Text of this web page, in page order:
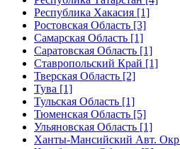
Республика Хакасия [1]
Ростовская Область [3]
Самарская Область [1]
Саратовская Область [1]
Ставропольский Край [1]
Тверская Область [2]
Тува [1]
Тульская Область [1]
Тюменская Область [5]
Ульяновская Область [1]
Ханты-Мансийский Авт.